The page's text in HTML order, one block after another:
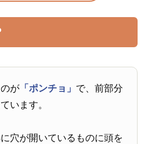
が 「ポンチョ」 で、前部分
います。
穴が開いているものに頭を